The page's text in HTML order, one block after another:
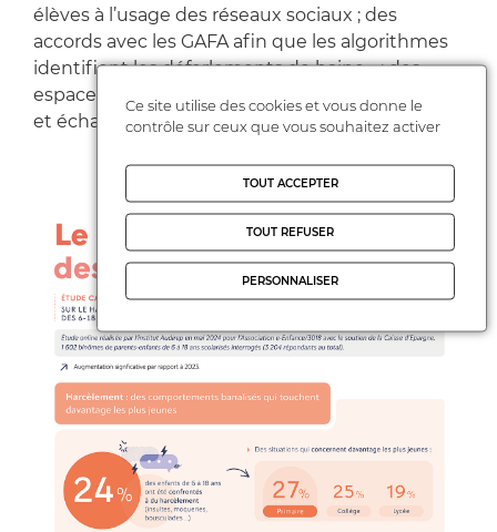
élèves à l’usage des réseaux sociaux ; des
accords avec les GAFA afin que les algorithmes
identifient les déferlements de haine… ; des
espaces pensés pour permettre des rencontres
et échanges entre garçons et filles.
Ce site utilise des cookies et vous donne le
contrôle sur ceux que vous souhaitez activer
TOUT ACCEPTER
TOUT REFUSER
PERSONNALISER